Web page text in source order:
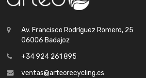
Av. Francisco Rodríguez Romero, 25
06006 Badajoz
+34 924 261 895
ventas@arteorecycling.es